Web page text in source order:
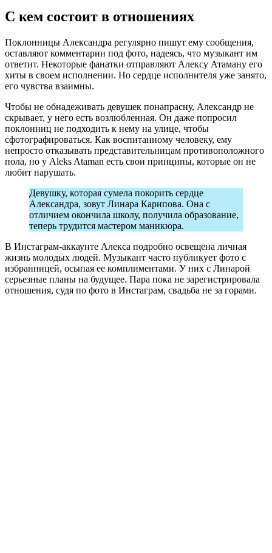
С кем состоит в отношениях
Поклонницы Александра регулярно пишут ему сообщения,
оставляют комментарии под фото, надеясь, что музыкант им
ответит. Некоторые фанатки отправляют Алексу Атаману его
хиты в своем исполнении. Но сердце исполнителя уже занято,
его чувства взаимны.
Чтобы не обнадеживать девушек понапрасну, Александр не
скрывает, у него есть возлюбленная. Он даже попросил
поклонниц не подходить к нему на улице, чтобы
сфотографироваться. Как воспитанному человеку, ему
непросто отказывать представительницам противоположного
пола, но у Aleks Ataman есть свои принципы, которые он не
любит нарушать.
Девушку, которая сумела покорить сердце
Александра, зовут Линара Карипова. Она с
отличием окончила школу, получила образование,
теперь трудится мастером маникюра.
В Инстаграм-аккаунте Алекса подробно освещена личная
жизнь молодых людей. Музыкант часто публикует фото с
избранницей, осыпая ее комплиментами. У них с Линарой
серьезные планы на будущее. Пара пока не зарегистрировала
отношения, судя по фото в Инстаграм, свадьба не за горами.